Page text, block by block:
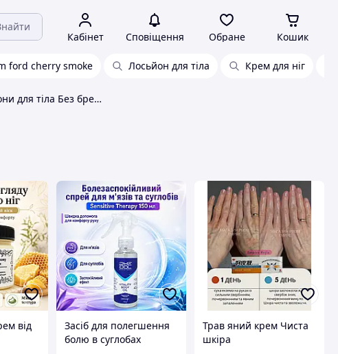
Кабінет Сповіщення Обране Кошик
ford cherry smoke Лосьйон для тіла Крем для ніг
Креми і лосьйони для тіла Без бренду
від
Засіб для полегшення
болю в суглобах
Трав яний крем Чиста
шкіра